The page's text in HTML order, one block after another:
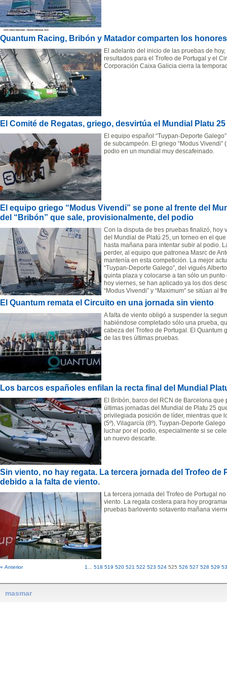
Quantum Racing, Bribón y Matador comparten los
El adelanto del inicio de las pruebas de
resultados para el Trofeo de Portugal y el
Corporación Caixa Galicia cierra la
El Comité de Regatas, griego, desvirtúa el Mundial Platu
El equipo español “Tuypan-Deporte
de subcampeón. El griego “Modus Vivendi”
podio en un mundial muy descafeinado.
El equipo griego “Modus Vivendi” se pone al frente del
del “Bribón” que sale, provisionalmente, del podio
Con la disputa de tres pruebas finalizó, hoy
del Mundial de Platú 25, un torneo en el
hasta mañana para intentar subir al podio.
perder, al equipo que patronea Masrc de
mantenía en esta competición. La mejor
“Tuypan-Deporte Galego”, del vigués
quinta plaza y colocarse a tan sólo un
hoy viernes, se han aplicado ya los dos
“Modus Vivendi” y “Maximum” se sitúan al
El Quantum remata el Circuito en una jornada sin viento
A falta de viento obligó a suspender la
habiéndose completado sólo una prueba,
cabeza del Trofeo de Portugal. El Quantum
de las tres últimas pruebas.
Los barcos españoles enfilan la recta final del Mundial
El Bribón, barco del RCN de Barcelona
últimas jornadas del Mundial de Platu 25
privilegiada posición de líder, mientras que
(5º), Vilagarcía (8º), Tuypan-Deporte
luchar por el podio, especialmente si se
un nuevo descarte.
Sin viento, no hay regata. La tercera jornada del Trofeo de
debido a la falta de viento.
La tercera jornada del Trofeo de Portugal
viento. La regata costera para hoy
pruebas barlovento sotavento mañana
« Anterior 1 518 519 520 521 522 523 524 525 526 527 528 529
masmar